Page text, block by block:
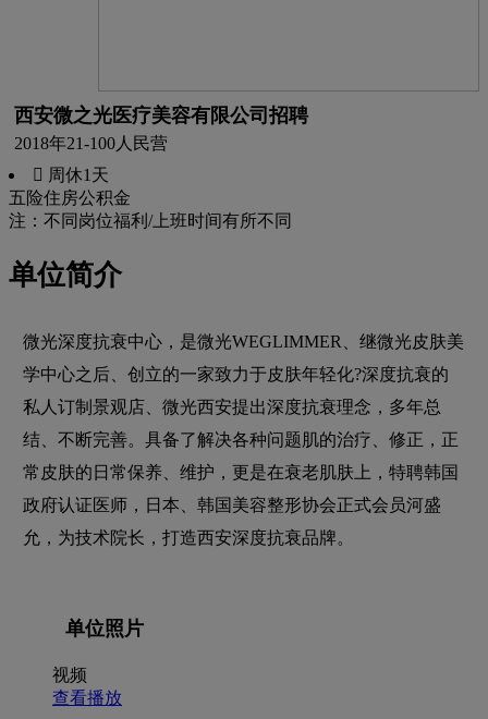
西安微之光医疗美容有限公司招聘
2018年21-100人 民营
 周休1天
五险住房公积金
注：不同岗位福利/上班时间有所不同
单位简介
微光深度抗衰中心，是微光WEGLIMMER、继微光皮肤美
学中心之后、创立的一家致力于皮肤年轻化?深度抗衰的
私人订制景观店、微光西安提出深度抗衰理念，多年总
结、不断完善。具备了解决各种问题肌的治疗、修正，正
常皮肤的日常保养、维护，更是在衰老肌肤上，特聘韩国
政府认证医师，日本、韩国美容整形协会正式会员河盛
允，为技术院长，打造西安深度抗衰品牌。
单位照片
视频
查看播放